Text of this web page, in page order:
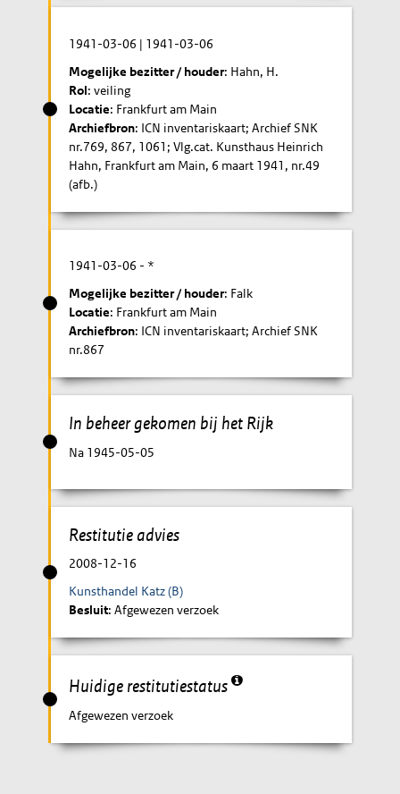
1941-03-06 | 1941-03-06
Mogelijke bezitter / houder: Hahn, H.
Rol: veiling
Locatie: Frankfurt am Main
Archiefbron: ICN inventariskaart; Archief SNK
nr.769, 867, 1061; Vlg.cat. Kunsthaus Heinrich
Hahn, Frankfurt am Main, 6 maart 1941, nr.49
(afb.)
1941-03-06 - *
Mogelijke bezitter / houder: Falk
Locatie: Frankfurt am Main
Archiefbron: ICN inventariskaart; Archief SNK
nr.867
In beheer gekomen bij het Rijk
Na 1945-05-05
Restitutie advies
2008-12-16
Kunsthandel Katz (B)
Besluit: Afgewezen verzoek
Huidige restitutiestatus
Afgewezen verzoek